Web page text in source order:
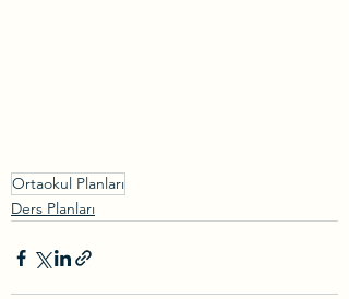
​Ortaokul Planları
Ders Planları